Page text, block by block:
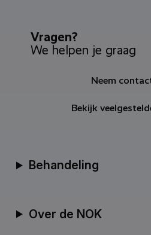
Vragen?
We helpen je graag
Neem
Bekijk
Behandeling
Over de NOK